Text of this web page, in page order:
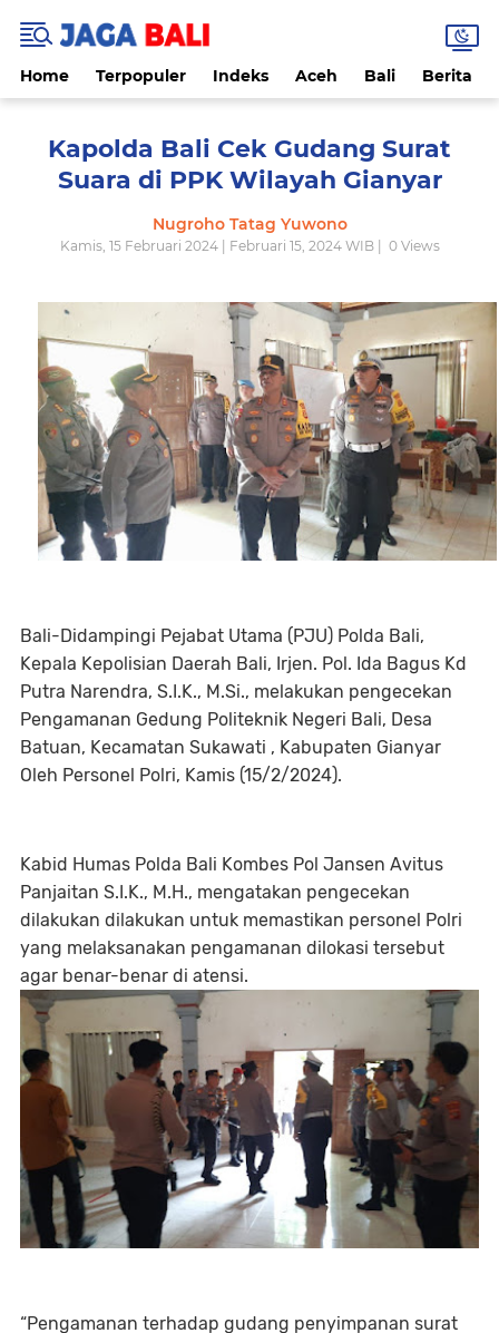
Home Terpopuler Indeks Aceh Bali Berita
Kapolda Bali Cek Gudang Surat
Suara di PPK Wilayah Gianyar
Nugroho Tatag Yuwono
Kamis, 15 Februari 2024 | Februari 15, 2024 WIB | 0Views
Bali-Didampingi Pejabat Utama (PJU) Polda Bali,
Kepala Kepolisian Daerah Bali, Irjen. Pol. Ida Bagus Kd
Putra Narendra, S.I.K., M.Si., melakukan pengecekan
Pengamanan Gedung Politeknik Negeri Bali, Desa
Batuan, Kecamatan Sukawati , Kabupaten Gianyar
Oleh Personel Polri, Kamis (15/2/2024).
Kabid Humas Polda Bali Kombes Pol Jansen Avitus
Panjaitan S.I.K., M.H., mengatakan pengecekan
dilakukan dilakukan untuk memastikan personel Polri
yang melaksanakan pengamanan dilokasi tersebut
agar benar-benar di atensi.
“Pengamanan terhadap gudang penyimpanan surat